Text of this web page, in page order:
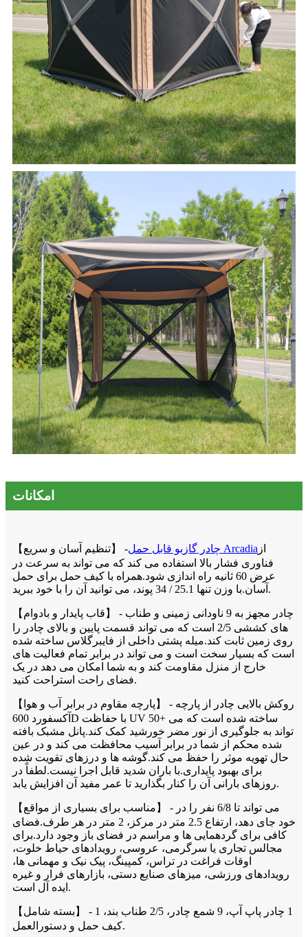
امکانات
【تنظیم آسان و سریع】 - چادر گازبو قابل حمل Arcadia از
فناوری فشار بالا استفاده می کند که می تواند به سرعت در
عرض 60 ثانیه راه اندازی شود.همراه با کیف حمل برای حمل
آسان.با وزن تنها 25.1 / 34 پوند، می توانید آن را با خود ببرید.
【قاب پایدار و بادوام】 - چادر مجهز به 9 ناودانی زمینی و طناب
های کششی 2/5 است که می تواند قسمت پایین و بالای چادر را
روی زمین ثابت کند.میله پشتی داخلی از فایبرگلاس ساخته شده
است که بسیار سخت است و می تواند در برابر تمام فعالیت های
خارج از منزل مقاومت کند و به شما امکان می دهد در یک
فضای راحت استراحت کنید.
【پارچه مقاوم در برابر آب و هوا】 - روکش بالایی چادر از پارچه
آکسفورد 600D با حفاظت UV 50+ ساخته شده است که می
تواند به جلوگیری از نور مضر خورشید کمک کند.پانل مشبک بافته
شده محکم از شما در برابر آسیب محافظت می کند و در عین
حال تهویه موثر را حفظ می کند.گوشه ها و درزهای تقویت شده
برای بهبود پایداری.با باران شدید قابل اجرا نیست.لطفاً در
روزهای بارانی آن را کنار بگذارید تا عمر مفید آن افزایش یابد.
【مناسب برای بسیاری از مواقع】 - می تواند تا 6/8 نفر را در
خود جای دهد، ارتفاع 2.5 متر در مرکز، 2 متر در هر طرف.فضای
کافی برای گردهمایی ها و مراسم در فضای باز وجود دارد.برای
مجالس تجاری یا سرگرمی، عروسی، رویدادهای حیاط خلوت،
اوقات فراغت در تراس، کمپینگ، پیک نیک و مهمانی ها،
رویدادهای ورزشی، میزهای صنایع دستی، بازارهای فرار و غیره
ایده آل است.
【بسته شامل】 - 1 چادر پاپ آپ، 9 شمع چادر، 2/5 طناب بند، 1
کیف حمل و دستورالعمل.